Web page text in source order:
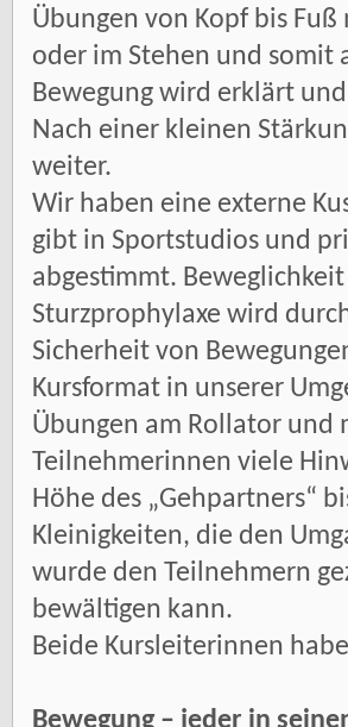
Übungen von Kopf bis
oder im Stehen und somit
Bewegung wird erklärt
Nach einer kleinen
weiter.
Wir haben eine externe
gibt in Sportstudios und
abgestimmt.
Sturzprophylaxe wird
Sicherheit von
Kursformat in unserer
Übungen am Rollator und
Teilnehmerinnen viele
Höhe des „Gehpartners“
Kleinigkeiten, die den
wurde den Teilnehmern
bewältigen kann.
Beide Kursleiterinnen